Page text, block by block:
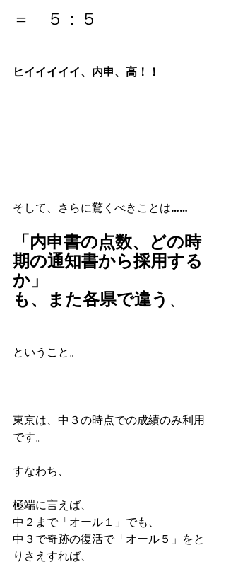
＝　５：５
ヒイイイイイ、内申、高！！
そして、さらに驚くべきことは……
「内申書の点数、どの時
期の通知書から採用する
か」
も、また各県で違う 、
ということ。
東京は、中３の時点での成績のみ利用
です。
すなわち、
極端に言えば、
中２まで「オール１」でも、
中３で奇跡の復活で「オール５」をと
りさえすれば、